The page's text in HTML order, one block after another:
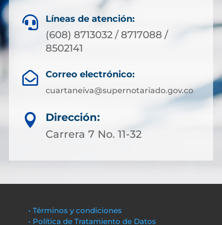
 Líneas de atención:
(608) 8713032 / 8717088 /
8502141
 Correo electrónico:
cuartaneiva@supernotariado.gov.co

Dirección:
Carrera 7 No. 11-32
• Términos y condiciones
• Política de Tratamiento de Datos